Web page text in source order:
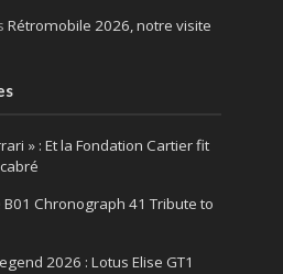
Rétromobile 2026, notre visite
» : Et la Fondation Cartier fit
Chronograph 41 Tribute to
2026 : Lotus Elise GT1